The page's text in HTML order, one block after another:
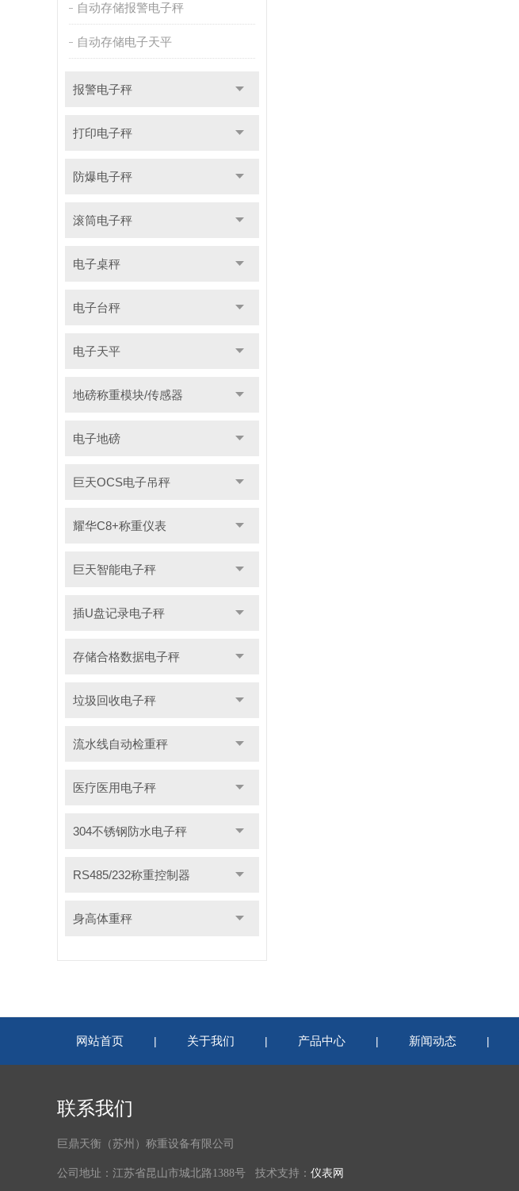
自动存储报警电子秤
自动存储电子天平
报警电子秤
打印电子秤
防爆电子秤
滚筒电子秤
电子桌秤
电子台秤
电子天平
地磅称重模块/传感器
电子地磅
巨天OCS电子吊秤
耀华C8+称重仪表
巨天智能电子秤
插U盘记录电子秤
存储合格数据电子秤
垃圾回收电子秤
流水线自动检重秤
医疗医用电子秤
304不锈钢防水电子秤
RS485/232称重控制器
身高体重秤
网站首页 | 关于我们 | 产品中心 | 新闻动态 |
联系我们
巨鼎天衡（苏州）称重设备有限公司
公司地址：江苏省昆山市城北路1388号 技术支持： 仪表网